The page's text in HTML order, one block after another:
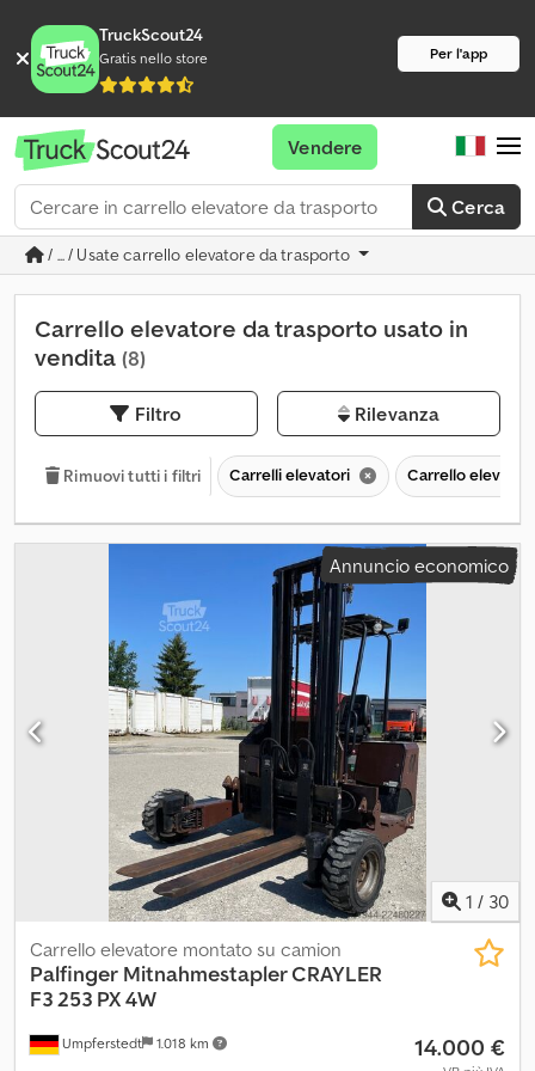
TruckScout24
Gratis nello store Per l'app
Cerca
Vendere
/ ... / Usate carrello elevatore da trasporto
Carrello elevatore da trasporto usato in
vendita (8)
Filtro Rilevanza
Rimuovi tutti i filtri Carrelli elevatori Carrello
Annuncio economico
1 / 30
Umpferstedt 1.018 km
Carrello elevatore montato su camion
Palfinger Mitnahmestapler CRAYLER
F3 253 PX 4W
14.000 €